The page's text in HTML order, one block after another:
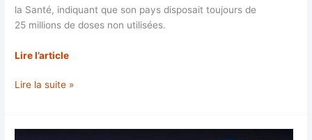
la Santé, indiquant que son pays disposait toujours de
25 millions de doses non utilisées.
Lire l’article
La
la
Lire la suite »